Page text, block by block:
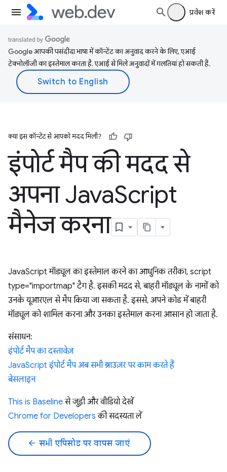
प्रवेश करें
Google आपकी पसंदीदा भाषा में कॉन्टेंट का अनुवाद करने के लिए, एआई
टेक्नोलॉजी का इस्तेमाल करता है. एआई से मिले अनुवादों में गलतियां हो सकती हैं.
क्या इस कॉन्टेंट से आपको मदद मिली?
इंपोर्ट मैप की मदद से
अपना JavaScript
मैनेज करना
JavaScript मॉड्यूल का इस्तेमाल करने का आधुनिक तरीका, script
type="importmap" टैग है. इसकी मदद से, बाहरी मॉड्यूल के नामों को
उनके यूआरएल से मैप किया जा सकता है. इससे, अपने कोड में बाहरी
मॉड्यूल को शामिल करना और उनका इस्तेमाल करना आसान हो जाता है.
संसाधन:
इंपोर्ट मैप का दस्तावेज़
JavaScript इंपोर्ट मैप अब सभी ब्राउज़र पर काम करते हैं
बेसलाइन
This is Baselineसे जुड़ी और वीडियो देखें
Chrome for Developers की सदस्यता लें
arrow_back सभी एपिसोड पर वापस जाएं